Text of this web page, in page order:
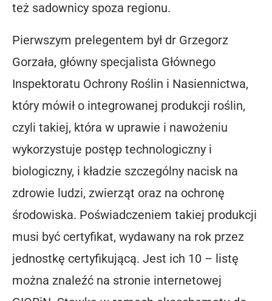
też sadownicy spoza regionu.
Pierwszym prelegentem był dr Grzegorz
Gorzała, główny specjalista Głównego
Inspektoratu Ochrony Roślin i Nasiennictwa,
który mówił o integrowanej produkcji roślin,
czyli takiej, która w uprawie i nawożeniu
wykorzystuje postęp technologiczny i
biologiczny, i kładzie szczególny nacisk na
zdrowie ludzi, zwierząt oraz na ochronę
środowiska. Poświadczeniem takiej produkcji
musi być certyfikat, wydawany na rok przez
jednostkę certyfikującą. Jest ich 10 – listę
można znaleźć na stronie internetowej